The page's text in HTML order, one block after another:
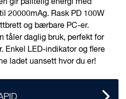
20000mAg. Rask PD 100W
og bærbare PC-er.
tåler daglig bruk, perfekt for
Enkel LED-indikator og flere
ladet uansett hvor du er!